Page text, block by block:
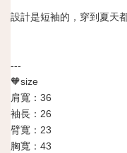
設計是短袖的，穿到夏天
---
🧡size
肩寬：36
袖長：26
臂寬：23
胸寬：43